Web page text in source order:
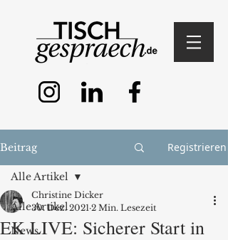
Beitrag Registrieren
Alle Artikel
News
Alle Artikel
EK LIVE: Sicherer Start in
Christine Dicker
30. Dez. 2021 2 Min. Lesezeit